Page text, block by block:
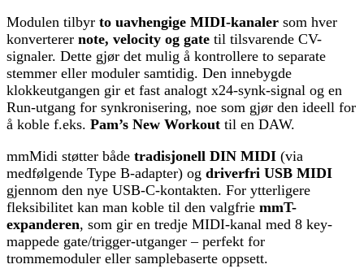
Modulen tilbyr to uavhengige MIDI-kanaler som hver
konverterer note, velocity og gate til tilsvarende CV-
signaler. Dette gjør det mulig å kontrollere to separate
stemmer eller moduler samtidig. Den innebygde
klokkeutgangen gir et fast analogt x24-synk-signal og en
Run-utgang for synkronisering, noe som gjør den ideell for
å koble f.eks. Pam’s New Workout til en DAW.
mmMidi støtter både tradisjonell DIN MIDI (via
medfølgende Type B-adapter) og driverfri USB MIDI
gjennom den nye USB-C-kontakten. For ytterligere
fleksibilitet kan man koble til den valgfrie mmT-
expanderen, som gir en tredje MIDI-kanal med 8 key-
mappede gate/trigger-utganger – perfekt for
trommemoduler eller samplebaserte oppsett.